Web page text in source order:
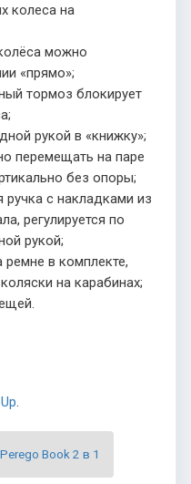
колеса на
можно
«прямо»;
тормоз блокирует
рукой в «книжку»;
перемещать на паре
без опоры;
ручка с накладками из
регулируется по
рукой;
ремне в комплекте,
на карабинах;
.
Book 2 в 1